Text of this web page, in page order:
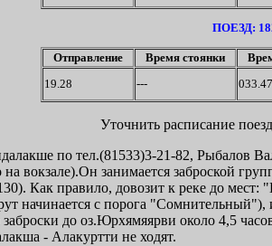
ПОЕЗД:
Отправление Время стоянки
19.28
--- 033.47
Уточнить расписание
по тел.(81533)3-21-82, Рыбалов
на вокзале).Он занимается заброской
Как правило, довозит к реке до мест:
начинается с порога
заброски до оз.Юрхямяярви около 4,5
- Алакуртти не ходят.